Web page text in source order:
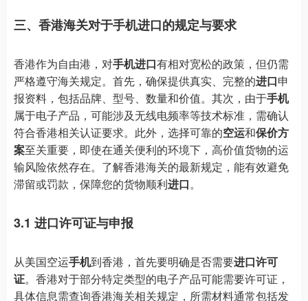
三、香港海关对于手机进口的规定与要求
香港作为自由港，对手机进口有相对宽松的政策，但仍需
严格遵守海关规定。首先，确保提供真实、完整的进口申
报资料，包括品牌、型号、数量和价值。其次，由于手机
属于电子产品，可能涉及无线电频率等技术标准，需确认
符合香港相关认证要求。此外，选择可靠的空运和保价方
案至关重要，即使在通关便利的环境下，高价值货物的运
输风险依然存在。了解香港海关的最新规定，能有效避免
滞留或罚款，保障您的货物顺利进口。
3.1 进口许可证与申报
从美国空运手机到香港，首先要明确是否需要进口许可
证。香港对于部分特定类型的电子产品可能需要许可证，
具体信息需查询香港海关相关规定，所需材料通常包括发